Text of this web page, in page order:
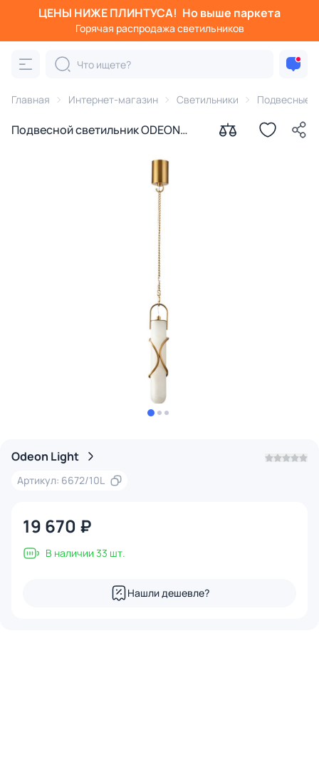
ЦЕНЫ НИЖЕ ПЛИНТУСА! Но выше паркета
Горячая распродажа светильников
Главная Интернет-магазин Светильники Подвесные
Подвесной светильник ODEON
Odeon Light
Артикул: 6672/10L
19 670 ₽
В наличии 33 шт.
Нашли дешевле?